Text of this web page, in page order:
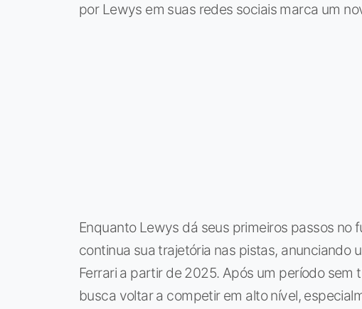
por Lewys em suas redes sociais marca um
Enquanto Lewys dá seus primeiros passos no
continua sua trajetória nas pistas, anunciando
Ferrari a partir de 2025. Após um período
busca voltar a competir em alto nível,